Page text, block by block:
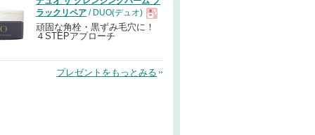
品
ラックリペア / DUO(デュオ)
現
品
頑固な角栓・黒ずみ毛穴に！
４STEPアプローチ
プレゼントをもっとみる